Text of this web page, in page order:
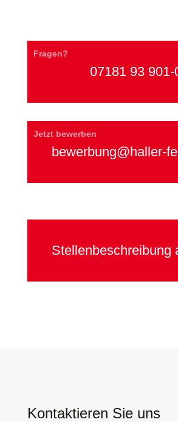
07181 93 901-
Fragen?
Jetzt bewerben
bewerbung@haller-
Stellenbeschreibung
Kontaktieren Sie uns